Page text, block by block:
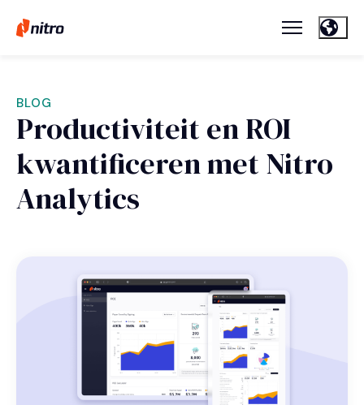
BLOG
Productiviteit en ROI
kwantificeren met Nitro
Analytics